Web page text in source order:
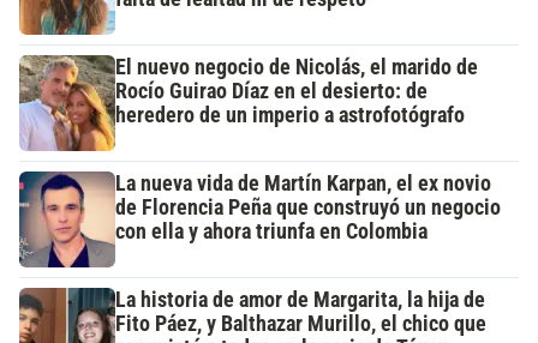
El nuevo negocio de Nicolás, el marido de
Rocío Guirao Díaz en el desierto: de
heredero de un imperio a astrofotógrafo
La nueva vida de Martín Karpan, el ex novio
de Florencia Peña que construyó un negocio
con ella y ahora triunfa en Colombia
La historia de amor de Margarita, la hija de
Fito Páez, y Balthazar Murillo, el chico que